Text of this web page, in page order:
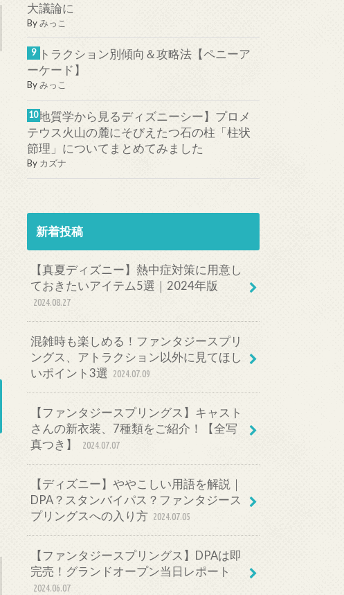
大議論に
Byみっこ
アトラクション別傾向＆攻略法【ペニーア
ーケード】
Byみっこ
【地質学から見るディズニーシー】プロメ
テウス火山の麓にそびえたつ石の柱「柱状
節理」についてまとめてみました
By カズナ
新着投稿
【真夏ディズニー】熱中症対策に用意し
ておきたいアイテム5選｜2024年版
2024.08.27
混雑時も楽しめる！ファンタジースプリ
ングス、アトラクション以外に見てほし
いポイント3選 2024.07.09
【ファンタジースプリングス】キャスト
さんの新衣装、7種類をご紹介！【全写
真つき】
2024.07.07
【ディズニー】ややこしい用語を解説｜
DPA？スタンバイパス？ファンタジース
プリングスへの入り方 2024.07.05
【ファンタジースプリングス】DPAは即
完売！グランドオープン当日レポート
2024.06.07